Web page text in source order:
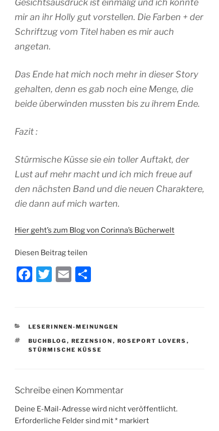
Gesichtsausdruck ist einmalig und ich könnte
mir an ihr Holly gut vorstellen. Die Farben + der
Schriftzug vom Titel haben es mir auch
angetan.
Das Ende hat mich noch mehr in dieser Story
gehalten, denn es gab noch eine Menge, die
beide überwinden mussten bis zu ihrem Ende.
Fazit :
Stürmische Küsse sie ein toller Auftakt, der
Lust auf mehr macht und ich mich freue auf
den nächsten Band und die neuen Charaktere,
die dann auf mich warten.
Hier geht’s zum Blog von Corinna’s Bücherwelt
Diesen Beitrag teilen
F
e
b
o
k
T
er
E
l
n
KATEGORIEN
LESERINNEN-MEINUNGEN
SCHLAGWÖRTER
BUCHBLOG , REZENSION , ROSEPORT LOVERS ,
STÜRMISCHE KÜSSE
Schreibe einen Kommentar
Deine E-Mail-Adresse wird nicht veröffentlicht.
Erforderliche Felder sind mit* markiert